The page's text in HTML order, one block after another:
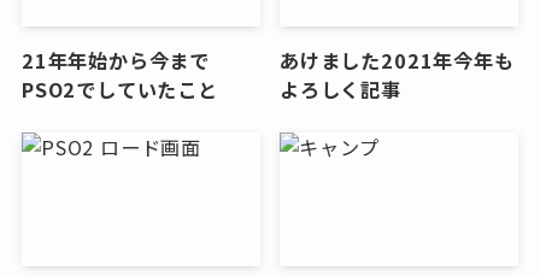
21年年始から今まで
PSO2でしていたこと
あけました2021年今年も
よろしく記事